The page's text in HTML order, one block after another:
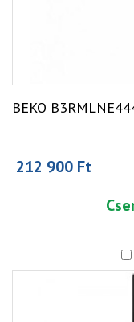
BEKO
212 900 Ft